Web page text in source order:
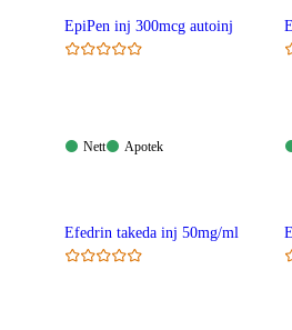
EpiPen inj 300mcg autoinj
Nett:
Nett
Apotek:
Apotek
Efedrin takeda inj 50mg/ml